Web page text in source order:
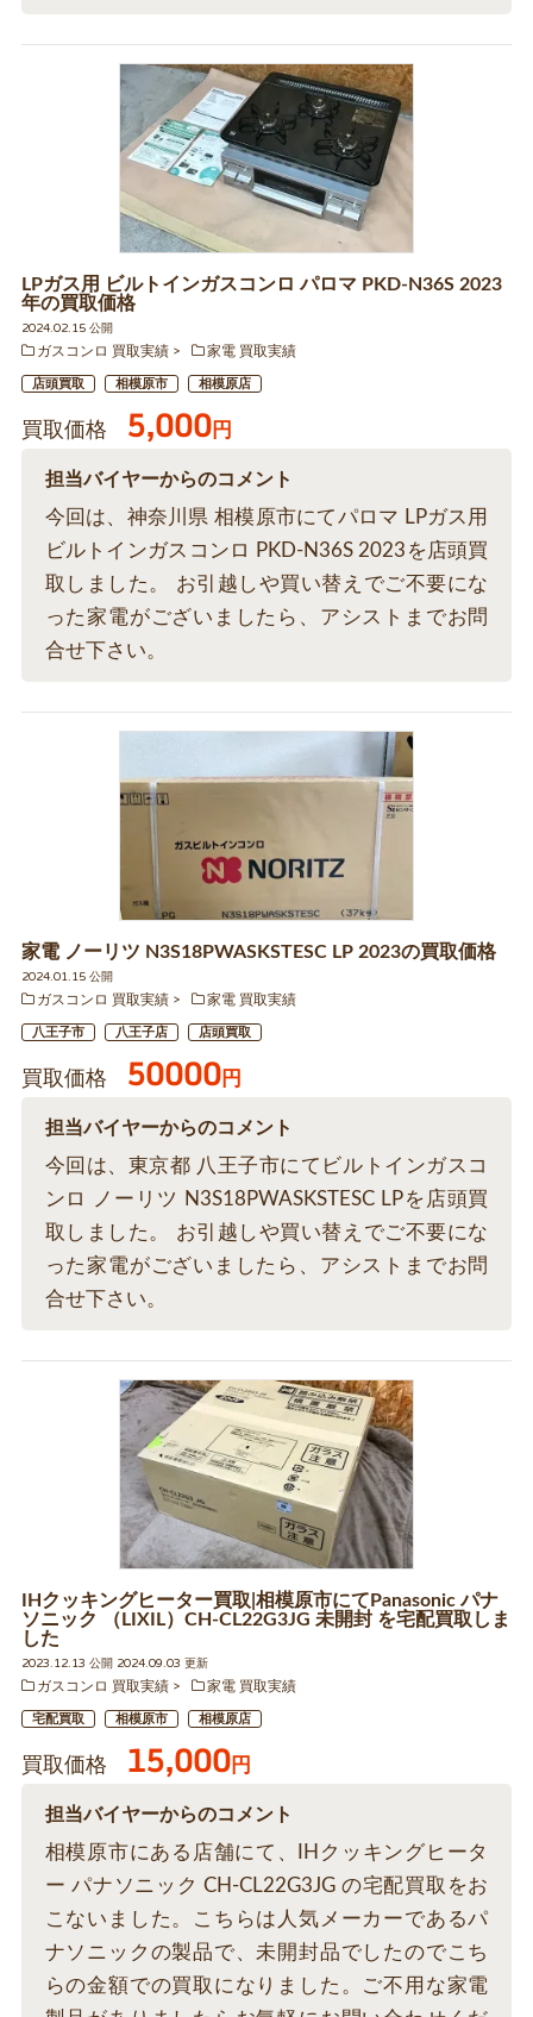
LPガス用 ビルトインガスコンロ パロマ PKD-N36S 2023
年の買取価格
2024.02.15 公開
ガスコンロ 買取実績
家電 買取実績
店頭買取 相模原市 相模原店
買取価格 5,000円
担当バイヤーからのコメント
今回は、神奈川県 相模原市にてパロマ LPガス用
ビルトインガスコンロ PKD-N36S 2023を店頭買
取しました。 お引越しや買い替えでご不要にな
った家電がございましたら、アシストまでお問
合せ下さい。
家電 ノーリツ N3S18PWASKSTESC LP 2023の買取価格
2024.01.15 公開
ガスコンロ 買取実績
家電 買取実績
八王子市 八王子店 店頭買取
買取価格 50000円
担当バイヤーからのコメント
今回は、東京都 八王子市にてビルトインガスコ
ンロ ノーリツ N3S18PWASKSTESC LPを店頭買
取しました。 お引越しや買い替えでご不要にな
った家電がございましたら、アシストまでお問
合せ下さい。
IHクッキングヒーター買取|相模原市にてPanasonic パナ
ソニック （LIXIL）CH-CL22G3JG 未開封 を宅配買取しま
した
2023.12.13 公開 2024.09.03 更新
ガスコンロ 買取実績
家電 買取実績
宅配買取 相模原市 相模原店
買取価格 15,000円
担当バイヤーからのコメント
相模原市にある店舗にて、IHクッキングヒータ
ー パナソニック CH-CL22G3JG の宅配買取をお
こないました。こちらは人気メーカーであるパ
ナソニックの製品で、未開封品でしたのでこち
らの金額での買取になりました。ご不用な家電